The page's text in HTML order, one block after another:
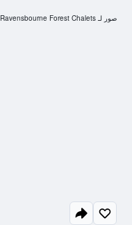
صور لـ Ravensbourne Forest Chalets